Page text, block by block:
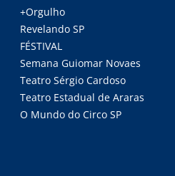
+Orgulho
Revelando SP
FÉSTIVAL
Semana Guiomar Novaes
Teatro Sérgio Cardoso
Teatro Estadual de Araras
O Mundo do Circo SP